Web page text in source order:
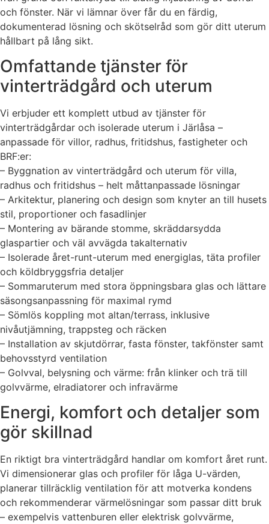
och fönster. När vi lämnar över får du en färdig,
dokumenterad lösning och skötselråd som gör ditt uterum
hållbart på lång sikt.
Omfattande tjänster för
vinterträdgård och uterum
Vi erbjuder ett komplett utbud av tjänster för
vinterträdgårdar och isolerade uterum i Järlåsa –
anpassade för villor, radhus, fritidshus, fastigheter och
BRF:er:
– Byggnation av vinterträdgård och uterum för villa,
radhus och fritidshus – helt måttanpassade lösningar
– Arkitektur, planering och design som knyter an till husets
stil, proportioner och fasadlinjer
– Montering av bärande stomme, skräddarsydda
glaspartier och väl avvägda takalternativ
– Isolerade året-runt-uterum med energiglas, täta profiler
och köldbryggsfria detaljer
– Sommaruterum med stora öppningsbara glas och lättare
säsongsanpassning för maximal rymd
– Sömlös koppling mot altan/terrass, inklusive
nivåutjämning, trappsteg och räcken
– Installation av skjutdörrar, fasta fönster, takfönster samt
behovsstyrd ventilation
– Golvval, belysning och värme: från klinker och trä till
golvvärme, elradiatorer och infravärme
Energi, komfort och detaljer som
gör skillnad
En riktigt bra vinterträdgård handlar om komfort året runt.
Vi dimensionerar glas och profiler för låga U-värden,
planerar tillräcklig ventilation för att motverka kondens
och rekommenderar värmelösningar som passar ditt bruk
– exempelvis vattenburen eller elektrisk golvvärme,